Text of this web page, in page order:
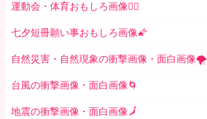
運動会・体育おもしろ画像🤸‍♂️
七夕短冊願い事おもしろ画像🌠
自然災害・自然現象の衝撃画像・面白画像🌪
台風の衝撃画像・面白画像🌀
地震の衝撃画像・面白画像🗾